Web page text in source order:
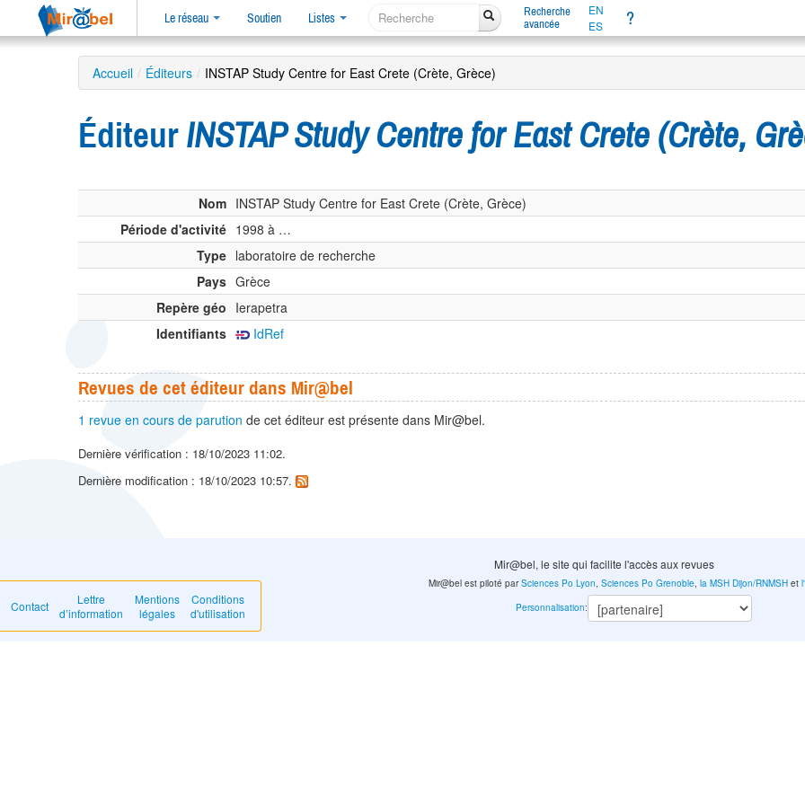
Le réseau Soutien Listes
Recherche
avancée
EN
ES
?
Accueil / Éditeurs / INSTAP Study Centre for East Crete (Crète, Grèce)
Éditeur INSTAP Study Centre for East Crete (Crète,
Nom INSTAP Study Centre for East Crete (Crète, Grèce)
Période d'activité 1998 à …
Type laboratoire de recherche
Pays Grèce
Repère géo Ierapetra
Identifiants
IdRef
Revues de cet éditeur dans Mir@bel
1 revue en cours de parution de cet éditeur est présente dans Mir@bel.
Dernière vérification : 18/10/2023 11:02.
Dernière modification : 18/10/2023 10:57.
Mir@bel, le site qui facilite l'accès aux revues
Contact
Lettre
d’information
Mentions
légales
Conditions
d'utilisation
Mir@bel est piloté parSciences Po Lyon,Sciences Po Grenoble,la MSH Dijon/RNMSH et
Personnalisation: